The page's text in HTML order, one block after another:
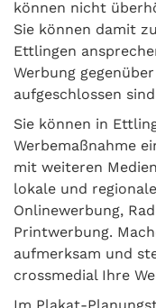
können nicht
Sie können damit
Ettlingen
Werbung
aufgeschlossen
Sie können in
Werbemaßnahme
mit weiteren
lokale und
Onlinewerbung,
Printwerbung.
aufmerksam und
crossmedial Ihre